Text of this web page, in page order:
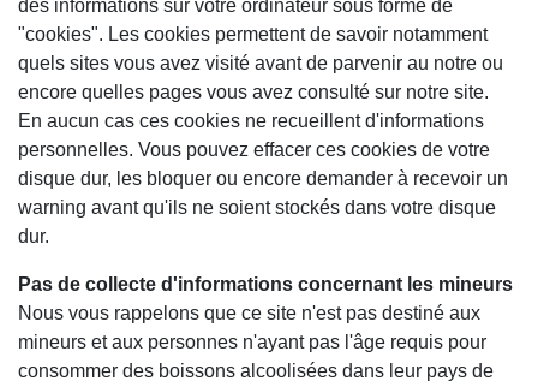
des informations sur votre ordinateur sous forme de
"cookies". Les cookies permettent de savoir notamment
quels sites vous avez visité avant de parvenir au notre ou
encore quelles pages vous avez consulté sur notre site.
En aucun cas ces cookies ne recueillent d'informations
personnelles. Vous pouvez effacer ces cookies de votre
disque dur, les bloquer ou encore demander à recevoir un
warning avant qu'ils ne soient stockés dans votre disque
dur.
Pas de collecte d'informations concernant les mineurs
Nous vous rappelons que ce site n'est pas destiné aux
mineurs et aux personnes n'ayant pas l'âge requis pour
consommer des boissons alcoolisées dans leur pays de